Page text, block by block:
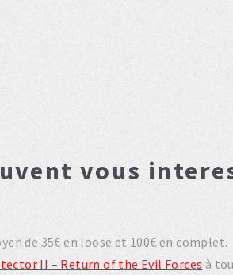
vous
de 35€ en loose et 100€ en complet.
II – Return of the Evil Forces à